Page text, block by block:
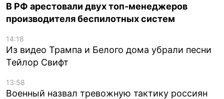
В РФ арестовали двух топ-менеджеров
производителя беспилотных систем
14:18
Из видео Трампа и Белого дома убрали песни
Тейлор Свифт
13:58
Военный назвал тревожную тактику россиян